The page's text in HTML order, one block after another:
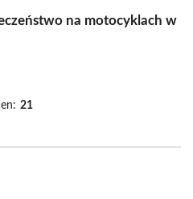
na motocyklach w
21